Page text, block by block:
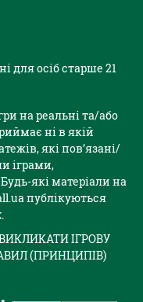
для осіб старше 21
на реальні та/або
ні в якій
які пов’язані/
іграми,
які матеріали на
публікуються
ІГРОВУ
(ПРИНЦИПІВ)